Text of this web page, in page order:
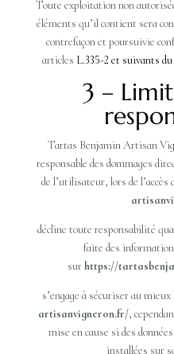
Toute exploitation non
éléments qu’il contient sera
contrefaçon et poursuivie
articles L.335-2 et suivants
3 –
Tartas Benjamin Artisan
responsable des dommages
de l’utilisateur, lors de
décline toute responsabilité
faite des
surhttps://
s’engage à sécuriser au
artisanvigneron.fr/,
mise en cause si des
installées sur